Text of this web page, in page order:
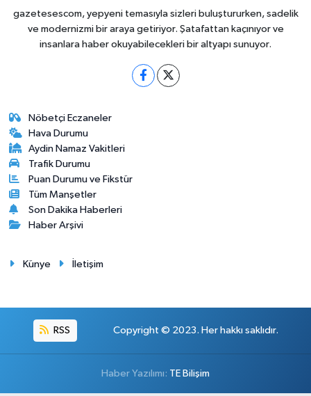
gazetesescom, yepyeni temasıyla sizleri buluştururken, sadelik
ve modernizmi bir araya getiriyor. Şatafattan kaçınıyor ve
insanlara haber okuyabilecekleri bir altyapı sunuyor.
Nöbetçi Eczaneler
Hava Durumu
Aydin Namaz Vakitleri
Trafik Durumu
Puan Durumu ve Fikstür
Tüm Manşetler
Son Dakika Haberleri
Haber Arşivi
Künye İletişim
RSS Copyright © 2023. Her hakkı saklıdır.
Haber Yazılımı: TE Bilişim